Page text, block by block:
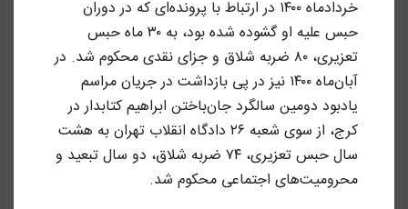
خردادماه ۱۴۰۰ در ارتباط با پرونده‌ای که در دوران
حبس علیه او گشوده شده بود، به ۳۰ ماه حبس
تعزیری، ۸۰ ضربه شلاق و جزای نقدی محکوم شد. در
آبان‌ماه ۱۴۰۰ نیز در پی بازداشت در جریان مراسم
یادبود دومین سالگرد جان‌باختن ابراهیم کتابدار در
کرج، از سوی شعبه ۲۶ دادگاه انقلاب تهران به هشت
سال حبس تعزیری، ۷۴ ضربه شلاق، دو سال تبعید و
محرومیت‌های اجتماعی محکوم شد.